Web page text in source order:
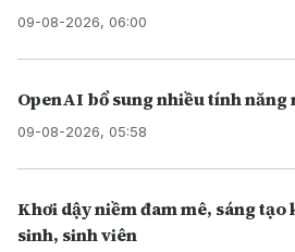
09-08-2026, 06:00
OpenAI bổ sung nhiều tính năng
09-08-2026, 05:58
Khơi dậy niềm đam mê, sáng tạo
sinh, sinh viên